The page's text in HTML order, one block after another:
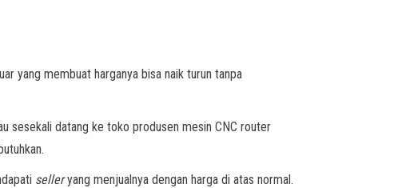
yang membuat harganya bisa naik turun tanpa
sesekali datang ke toko produsen mesin CNC router
selleryang menjualnya dengan harga di atas normal.